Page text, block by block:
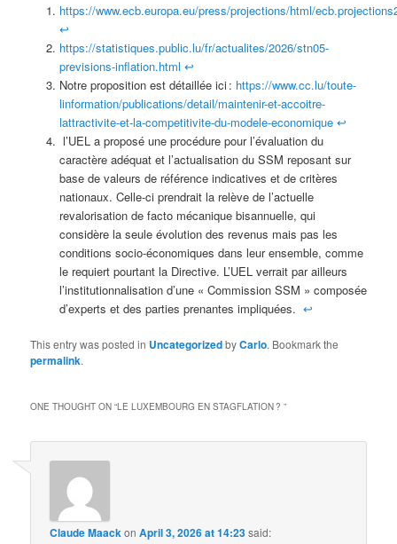
https://www.ecb.europa.eu/press/projections/html/
↩︎
https://statistiques.public.lu/fr/actualites/2026/stn05-
previsions-inflation.html ↩︎
Notre proposition est détaillée ici : https://www.cc.lu/toute-
linformation/publications/detail/maintenir-et-accoitre-
lattractivite-et-la-competitivite-du-modele-economique ↩︎
l’UEL a proposé une procédure pour l’évaluation du
caractère adéquat et l’actualisation du SSM reposant sur
base de valeurs de référence indicatives et de critères
nationaux. Celle-ci prendrait la relève de l’actuelle
revalorisation de facto mécanique bisannuelle, qui
considère la seule évolution des revenus mais pas les
conditions socio-économiques dans leur ensemble, comme
le requiert pourtant la Directive. L’UEL verrait par ailleurs
l’institutionnalisation d’une « Commission SSM » composée
d’experts et des parties prenantes impliquées. ↩︎
This entry was posted in UncategorizedbyCarlo. Bookmark the
permalink.
ONE THOUGHT ON “LE LUXEMBOURG EN STAGFLATION ?”
Claude MaackonApril 3, 2026 at 14:23said: